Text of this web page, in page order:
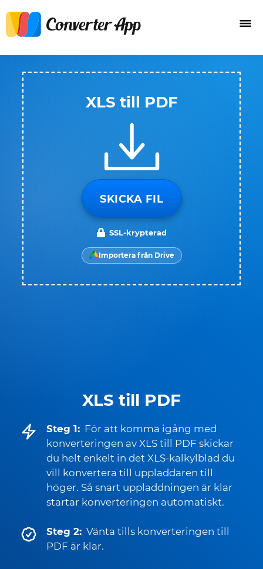
XLS till PDF
Steg 1: För att komma igång med
konverteringen av XLS till PDF skickar
du helt enkelt in det XLS-kalkylblad du
vill konvertera till uppladdaren till
höger. Så snart uppladdningen är klar
startar konverteringen automatiskt.
Steg 2: Vänta tills konverteringen till
PDF är klar.
XLS till PDF
SKICKA FIL
SSL-krypterad
Importera från Drive